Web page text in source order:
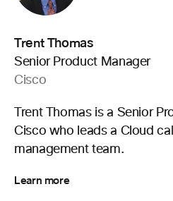
Trent Thomas
Senior Product Manager
Cisco
Trent Thomas is a Senior
Cisco who leads a Cloud
management team.
Learn more